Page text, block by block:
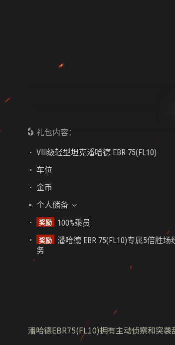
礼包内容：
VIII级轻型坦克潘哈德 EBR 75(FL10)
车位
金币
个人储备
+300%乘员经验和全局经验（1小时）
+100%战斗经验（1小时）
奖励 100%乘员
奖励
潘哈德 EBR 75(FL10)专属5倍胜场
务
潘哈德EBR75(FL10)拥有主动侦察和突袭